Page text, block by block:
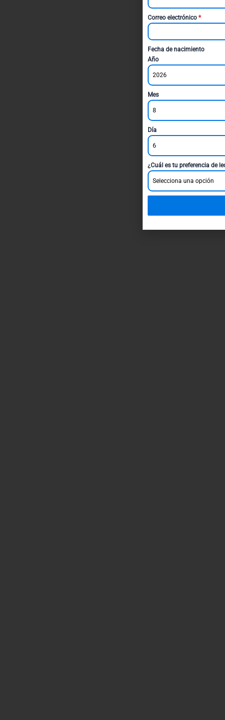
Correo electrónico *
Fecha de nacimiento
Año
2026
Mes
8
Día
6
¿Cuál es tu preferencia de
Selecciona una opción